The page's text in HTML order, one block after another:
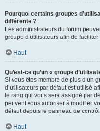
Pourquoi certains groupes
différente ?
Les administrateurs du forum
groupe d’utilisateurs afin de
Haut
Qu’est-ce qu’un « groupe
Si vous êtes membre de plus d’un
d’utilisateurs par défaut est utilisé
le rang qui vous sera assigné par
peuvent vous autoriser à modifier
défaut depuis le panneau de
Haut